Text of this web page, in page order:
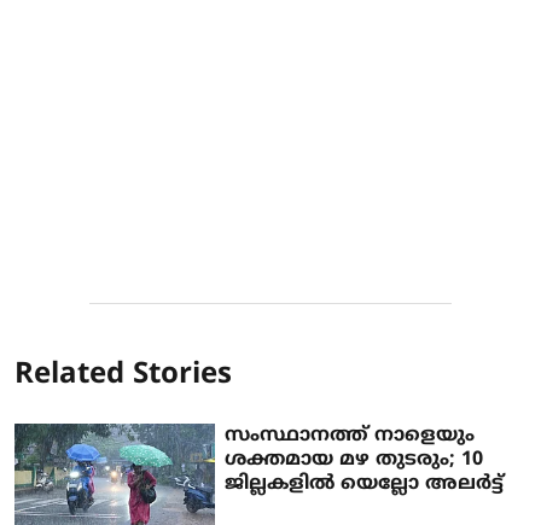
Related Stories
സംസ്ഥാനത്ത് നാളെയും
ശക്തമായ മഴ തുടരും; 10
ജില്ലകളില്‍ യെല്ലോ അലര്‍ട്ട്